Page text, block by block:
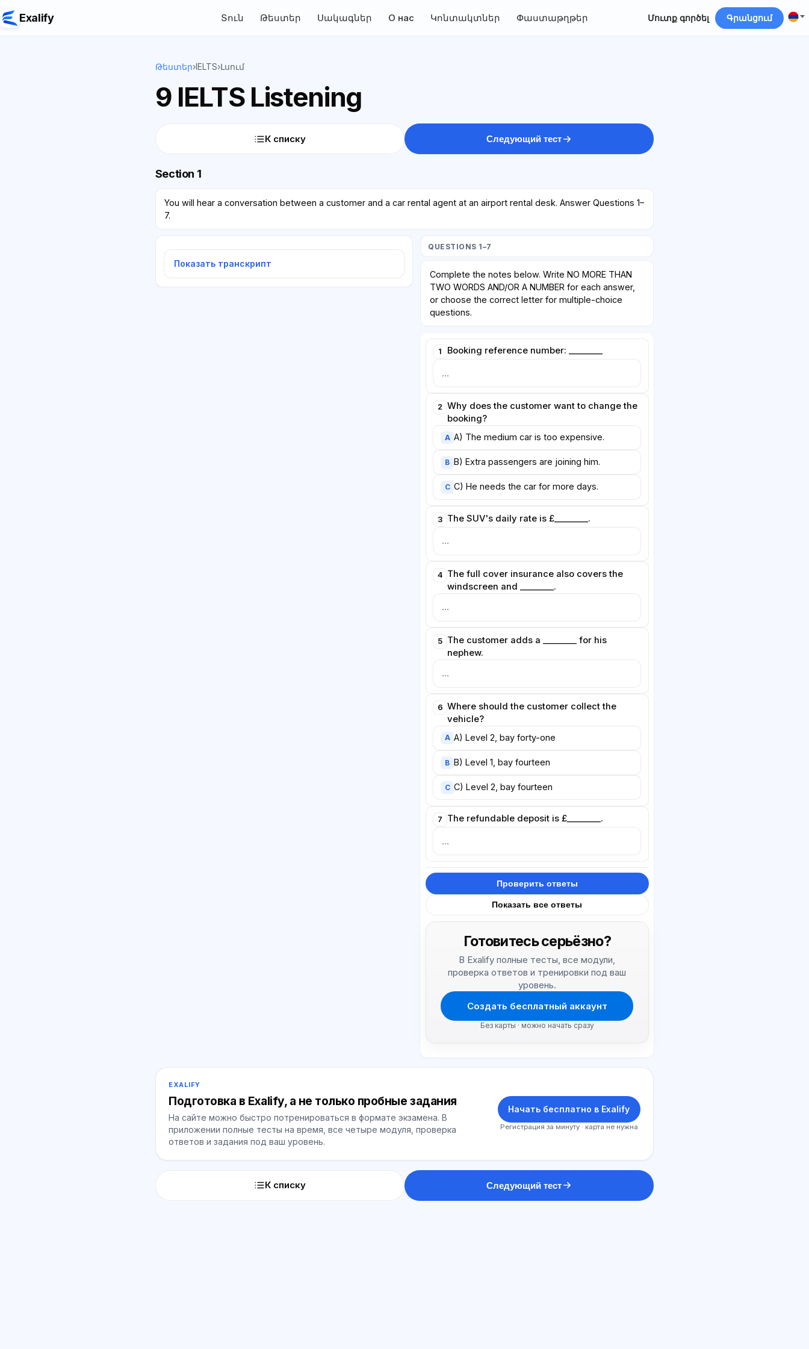
Exalify Տուն Թեստեր Սակագներ О нас Կոնտակտներ Փաստաթղթեր Մուտք գործել Գրանցում
Թեստեր›IELTS›Լսում
9 IELTS Listening
К списку Следующий тест
Section 1
You will hear a conversation between a customer and a car rental agent at an airport rental desk. Answer Questions 1–
7.
Показать транскрипт
QUESTIONS 1–7
Complete the notes below. Write NO MORE THAN
TWO WORDS AND/OR A NUMBER for each answer,
or choose the correct letter for multiple-choice
questions.
1 Booking reference number: ________
2
Why does the customer want to change the
booking?
A A) The medium car is too expensive.
B B) Extra passengers are joining him.
C C) He needs the car for more days.
3 The SUV's daily rate is £________.
4 The full cover insurance also covers the
windscreen and ________.
5 The customer adds a ________ for his
nephew.
6 Where should the customer collect the
vehicle?
A A) Level 2, bay forty-one
B B) Level 1, bay fourteen
C C) Level 2, bay fourteen
7 The refundable deposit is £________.
Проверить ответы
Показать все ответы
Готовитесь серьёзно?
В Exalify полные тесты, все модули,
проверка ответов и тренировки под ваш
уровень.
Создать бесплатный аккаунт
Без карты · можно начать сразу
EXALIFY
Подготовка в Exalify, а не только пробные задания
На сайте можно быстро потренироваться в формате экзамена. В
приложении полные тесты на время, все четыре модуля, проверка
ответов и задания под ваш уровень.
Начать бесплатно в Exalify
Регистрация за минуту · карта не нужна
К списку Следующий тест